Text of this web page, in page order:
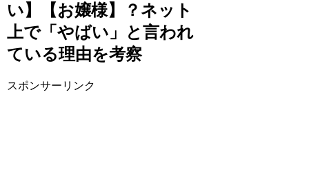
い】【お嬢様】？ネット
上で「やばい」と言われ
ている理由を考察
スポンサーリンク